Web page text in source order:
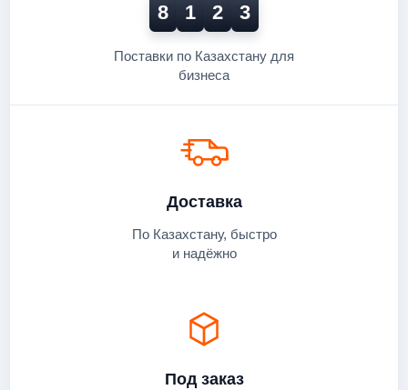
8 1 2 3
Поставки по Казахстану для
бизнеса
Под заказ
Доставка
По Казахстану, быстро
и надёжно